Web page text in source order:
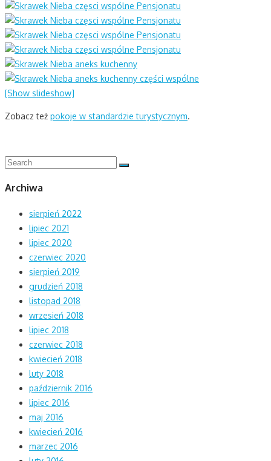
[Show slideshow]
Zobacz też pokoje w standardzie turystycznym.
Search
Search
Archiwa
sierpień 2022
lipiec 2021
lipiec 2020
czerwiec 2020
sierpień 2019
grudzień 2018
listopad 2018
wrzesień 2018
lipiec 2018
czerwiec 2018
kwiecień 2018
luty 2018
październik 2016
lipiec 2016
maj 2016
kwiecień 2016
marzec 2016